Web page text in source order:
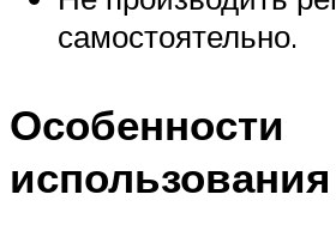
самостоятельно.
Особенности